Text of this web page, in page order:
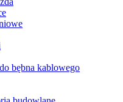
bębna kablowego